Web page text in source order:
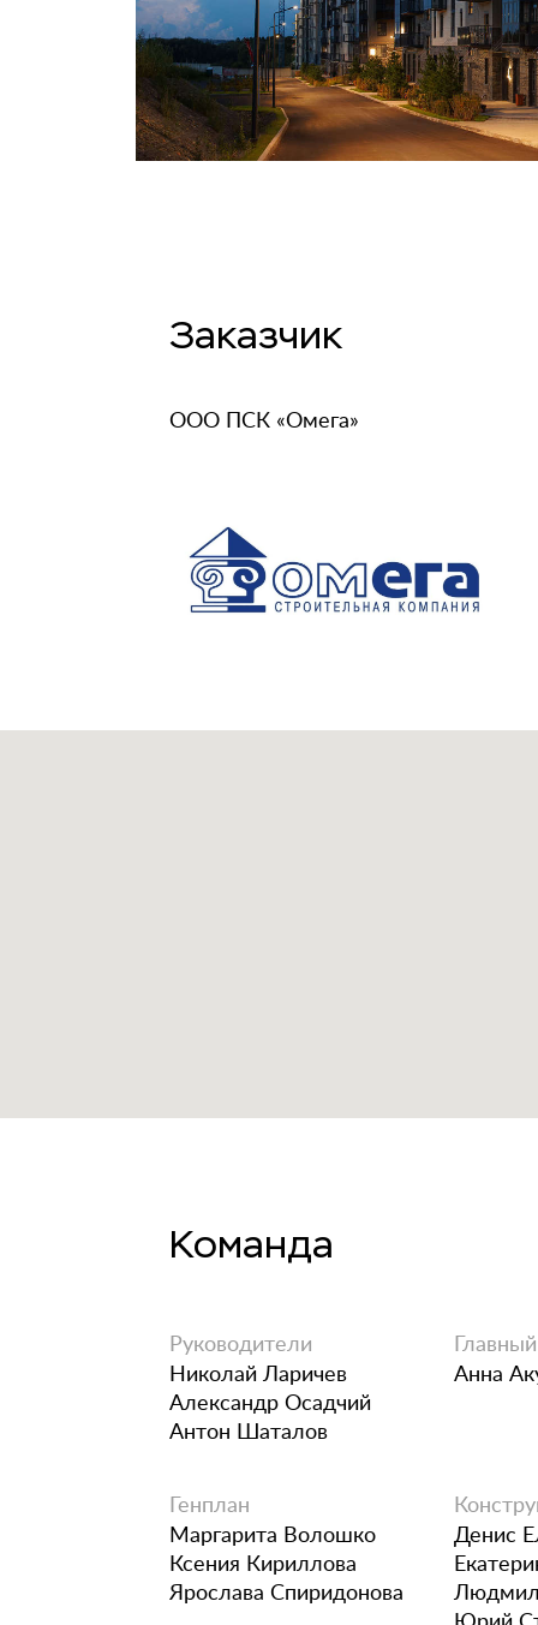
Заказчик
ООО ПСК «Омега»
Команда
Руководители
Николай Ларичев
Александр Осадчий
Антон Шаталов
Анна
Генплан
Маргарита Волошко
Ксения Кириллова
Ярослава Спиридонова
Денис